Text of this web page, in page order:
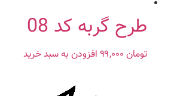
طرح گربه کد 08
تومان افزودن به سبد خرید